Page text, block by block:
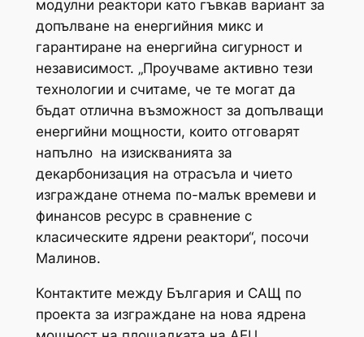
модулни реактори като гъвкав вариант за
допълване на енергийния микс и
гарантиране на енергийна сигурност и
независимост. „Проучваме активно тези
технологии и считаме, че те могат да
бъдат отлична възможност за допълващи
енергийни мощности, които отговарят
напълно на изискванията за
декарбонизация на отрасъла и чието
изграждане отнема по-малък времеви и
финансов ресурс в сравнение с
класическите ядрени реактори“, посочи
Малинов.
Контактите между България и САЩ по
проекта за изграждане на нова ядрена